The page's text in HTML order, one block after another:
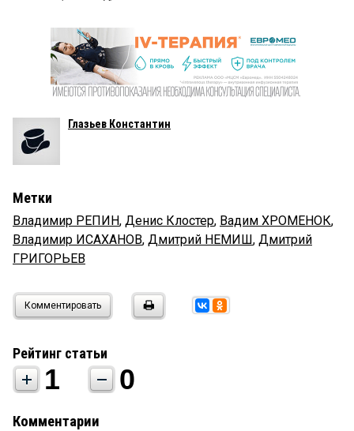
Глазьев Константин
Метки
Владимир РЕПИН, Денис Клостер, Вадим ХРОМЕНОК,
Владимир ИСАХАНОВ, Дмитрий НЕМИШ, Дмитрий
ГРИГОРЬЕВ
Комментировать
Рейтинг статьи
1 0
Комментарии